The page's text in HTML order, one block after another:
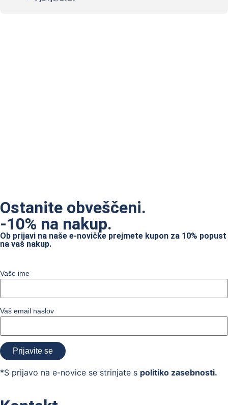
Ostanite obveščeni.
-10% na nakup.
Ob prijavi na naše e-novičke prejmete kupon za 10% popust
na vaš nakup.
Vaše ime
Vaš email naslov
*S prijavo na e-novice se strinjate s politiko zasebnosti.